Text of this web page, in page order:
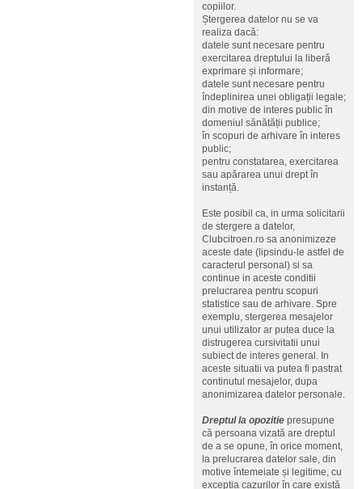
copiilor.
Ștergerea datelor nu se va
realiza dacă:
datele sunt necesare pentru
exercitarea dreptului la liberă
exprimare și informare;
datele sunt necesare pentru
îndeplinirea unei obligații legale;
din motive de interes public în
domeniul sănătății publice;
în scopuri de arhivare în interes
public;
pentru constatarea, exercitarea
sau apărarea unui drept în
instanță.
Este posibil ca, in urma solicitarii
de stergere a datelor,
Clubcitroen.ro sa anonimizeze
aceste date (lipsindu-le astfel de
caracterul personal) si sa
continue in aceste conditii
prelucrarea pentru scopuri
statistice sau de arhivare. Spre
exemplu, stergerea mesajelor
unui utilizator ar putea duce la
distrugerea cursivitatii unui
subiect de interes general. In
aceste situatii va putea fi pastrat
continutul mesajelor, dupa
anonimizarea datelor personale.
Dreptul la opozitie presupune
că persoana vizată are dreptul
de a se opune, în orice moment,
la prelucrarea datelor sale, din
motive întemeiate și legitime, cu
excepția cazurilor în care există